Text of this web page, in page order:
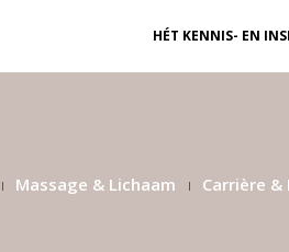
HÉT KENNIS- EN
Massage & Lichaam Carrière